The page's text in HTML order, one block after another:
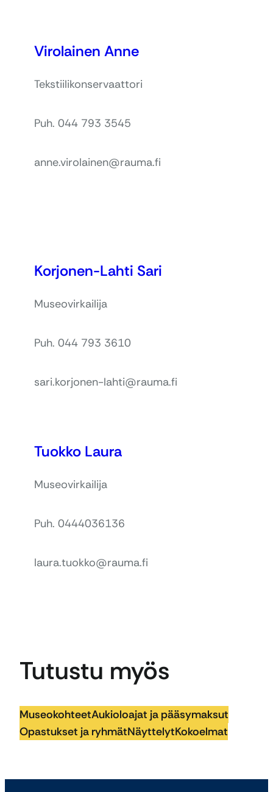
Virolainen Anne
Tekstiilikonservaattori
Puh. 044 793 3545
anne.virolainen@rauma.fi
Korjonen-Lahti Sari
Museovirkailija
Puh. 044 793 3610
sari.korjonen-lahti@rauma.fi
Tuokko Laura
Museovirkailija
Puh. 0444036136
laura.tuokko@rauma.fi
Tutustu myös
MuseokohteetAukioloajat ja pääsymaksut
Opastukset ja ryhmätNäyttelytKokoelmat